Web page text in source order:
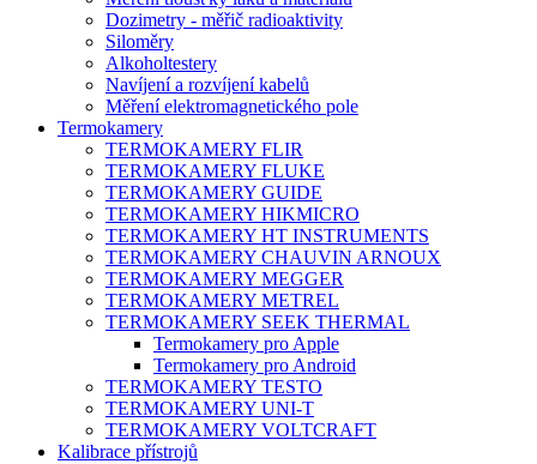
Dozimetry - měřič radioaktivity
Siloměry
Alkoholtestery
Navíjení a rozvíjení kabelů
Měření elektromagnetického pole
Termokamery
TERMOKAMERY FLIR
TERMOKAMERY FLUKE
TERMOKAMERY GUIDE
TERMOKAMERY HIKMICRO
TERMOKAMERY HT INSTRUMENTS
TERMOKAMERY CHAUVIN ARNOUX
TERMOKAMERY MEGGER
TERMOKAMERY METREL
TERMOKAMERY SEEK THERMAL
Termokamery pro Apple
Termokamery pro Android
TERMOKAMERY TESTO
TERMOKAMERY UNI-T
TERMOKAMERY VOLTCRAFT
Kalibrace přístrojů